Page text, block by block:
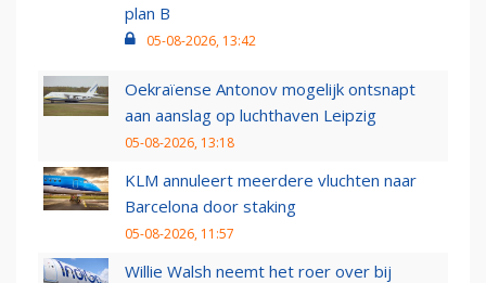
plan B
05-08-2026, 13:42
Oekraïense Antonov mogelijk ontsnapt
aan aanslag op luchthaven Leipzig
05-08-2026, 13:18
KLM annuleert meerdere vluchten naar
Barcelona door staking
05-08-2026, 11:57
Willie Walsh neemt het roer over bij